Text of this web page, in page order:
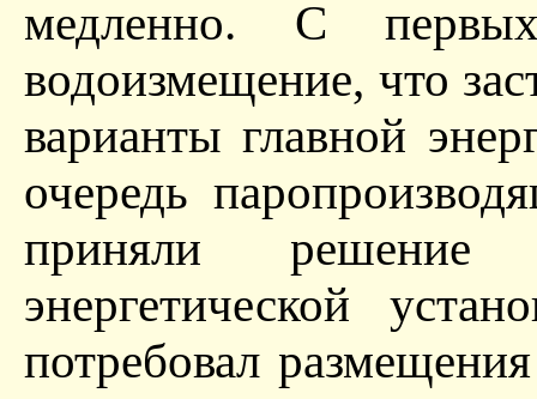
медленно. С
водоизмещение, что
варианты главной
очередь
приняли решение
энергетической
потребовал